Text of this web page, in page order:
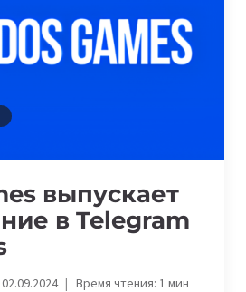
выпускает
в Telegram
02.09.2024 Время чтения: 1мин